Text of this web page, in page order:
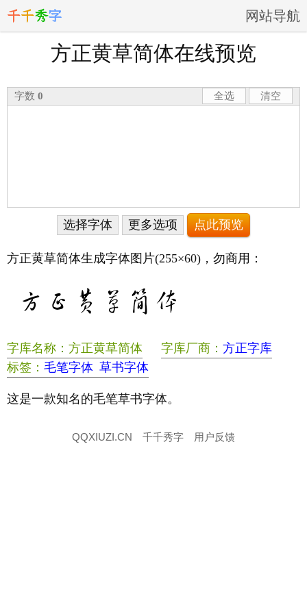
千千秀字 网站导航
方正黄草简体在线预览
字数 0 全选 清空
选择字体 更多选项
方正黄草简体生成字体图片(255×60) ，勿商用：
字库名称：方正黄草简体 字库厂商： 方正字库
标签： 毛笔字体 草书字体
这是一款知名的毛笔草书字体。
QQXIUZI.CN 千千秀字 用户反馈